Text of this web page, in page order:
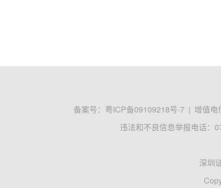
备案号： 粤ICP备09109218号-7 | 增值电
违法和不良信息举报电话：
深圳